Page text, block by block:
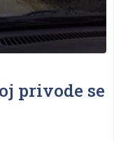
privode se